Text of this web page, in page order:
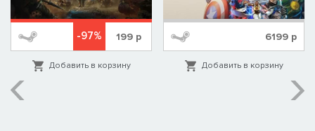
-97% 199р
Добавить в корзину
6199 р
Добавить в корзину